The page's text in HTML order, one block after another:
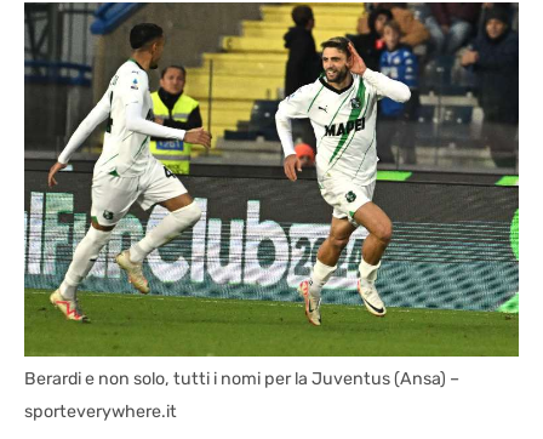
Berardi e non solo, tutti i nomi per la Juventus (Ansa) –
sporteverywhere.it